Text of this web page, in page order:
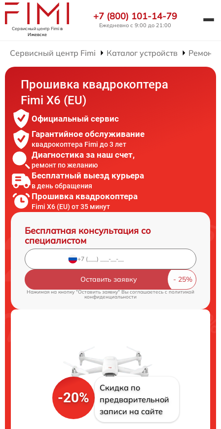
Сервисный центр Fimiв
Ижевске
+7 (800) 101-14-79
Ежедневно с 9:00 до 21:00
Сервисный центр Fimi Каталог устройств Ремонт
Прошивка квадрокоптера
Fimi X6 (EU)
Официальный сервис
Гарантийное обслуживание
квадрокоптера Fimi до 3 лет
Диагностика за наш счет,
ремонт по желанию
Бесплатный выезд курьера
в день обращения
Прошивка квадрокоптера
Fimi X6 (EU) от 35 минут
Бесплатная консультация со
специалистом
Оставить заявку
Нажимая на кнопку "Оставить заявку" Вы соглашаетесь cполитикой
конфиденциальности
-20%
Скидка по
предварительной
записи на сайте